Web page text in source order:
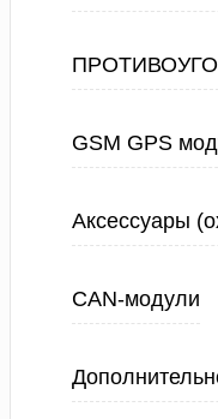
GSM GPS
Аксессуары
CAN-модули